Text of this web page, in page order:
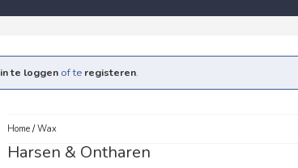
in te loggen of te registeren.
Home/Wax
Harsen & Ontharen